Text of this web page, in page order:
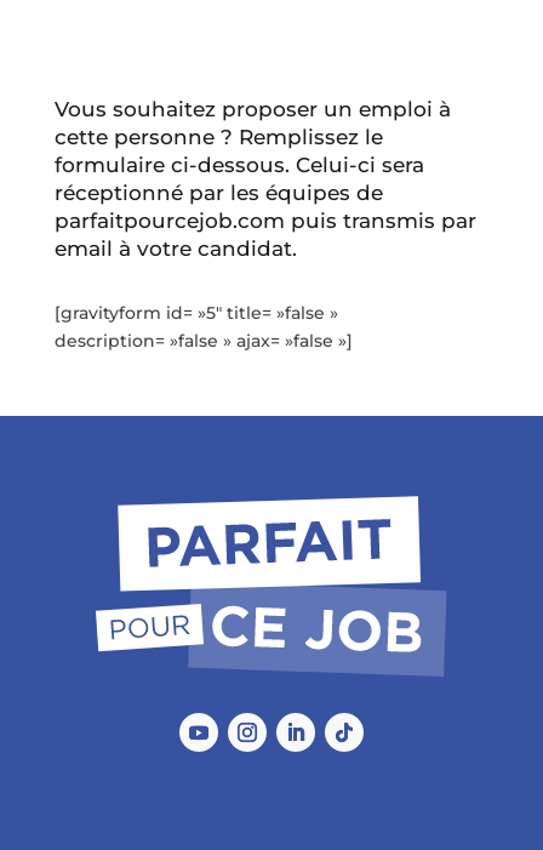
Vous souhaitez proposer un emploi à
cette personne ? Remplissez le
formulaire ci-dessous. Celui-ci sera
réceptionné par les équipes de
parfaitpourcejob.com puis transmis par
email à votre candidat.
[gravityform id= »5″ title= »false »
description= »false » ajax= »false »]